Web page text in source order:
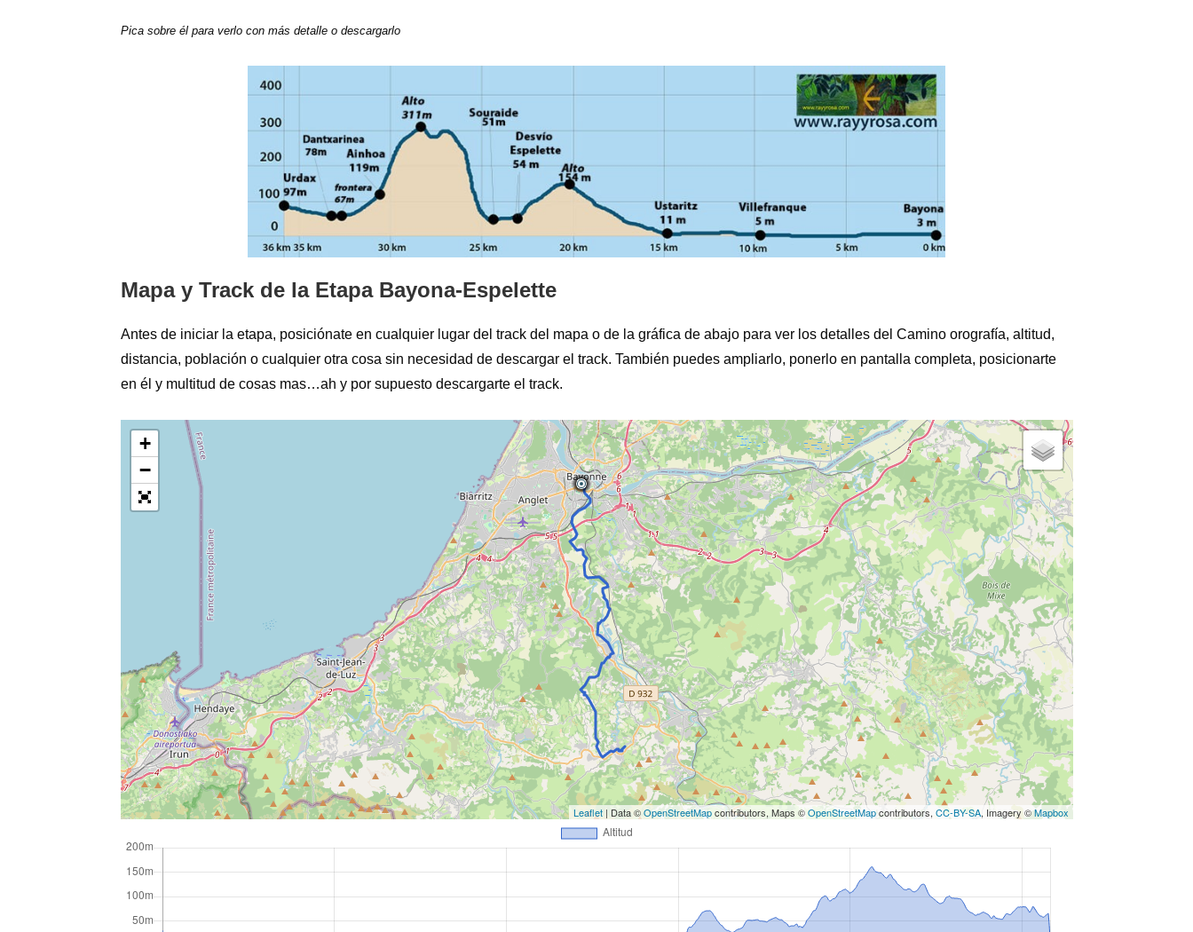
Pica sobre él para verlo con más detalle o descargarlo
Mapa y Track de la Etapa Bayona-Espelette
Antes de iniciar la etapa, posiciónate en cualquier lugar del track del mapa o de la gráfica de abajo para ver los detalles del Camino orografía, altitud,
distancia, población o cualquier otra cosa sin necesidad de descargar el track. También puedes ampliarlo, ponerlo en pantalla completa, posicionarte
en él y multitud de cosas mas…ah y por supuesto descargarte el track.
+
−
Leaflet| Data ©OpenStreetMapcontributors, Maps ©OpenStreetMapcontributors, CC-BY-SA, Imagery ©Mapbox